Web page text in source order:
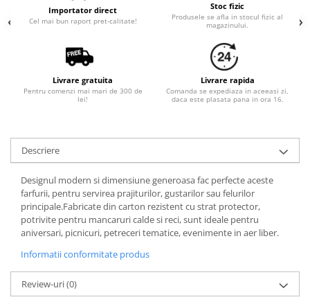
Cap minirosa
Crengi decorative
Ghirlande
Copaci si Plante
Verdeata decorativa
Importator direct
Cel mai bun raport pret-calitate!
Stoc fizic
Produsele se afla in stocul fizic al
magazinului.
Livrare gratuita
Pentru comenzi mai mari de 300 de
lei!
Livrare rapida
Comanda se expediaza in aceeasi zi,
daca este plasata pana in ora 16.
Descriere
Designul modern si dimensiune generoasa fac perfecte aceste
farfurii, pentru servirea prajiturilor, gustarilor sau felurilor
principale.Fabricate din carton rezistent cu strat protector,
potrivite pentru mancaruri calde si reci, sunt ideale pentru
aniversari, picnicuri, petreceri tematice, evenimente in aer liber.
Informatii conformitate produs
Review-uri(0)